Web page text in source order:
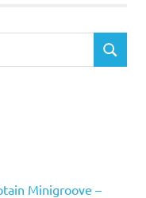
SUCHEN
Minigroove –